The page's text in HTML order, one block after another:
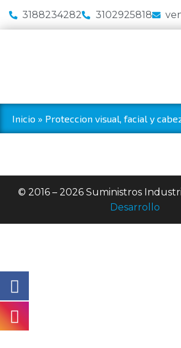
3188234282 3102925818
Inicio » Proteccion visual, facial y
© 2016 – 2026 Suministros
Desarrollo